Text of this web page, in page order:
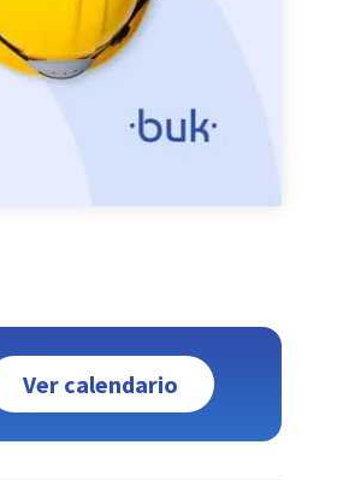
Ver calendario